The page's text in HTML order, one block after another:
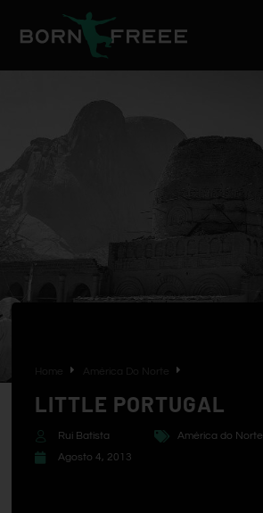
América Do Norte
LITTLE PORTUGAL
Rui Batista América do Norte
Agosto 4, 2013